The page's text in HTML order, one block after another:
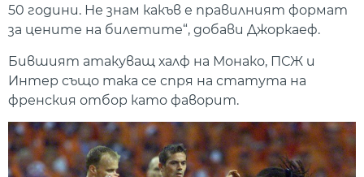
50 години. Не знам какъв е правилният формат
за цените на билетите“, добави Джоркаеф.
Бившият атакуващ халф на Монако, ПСЖ и
Интер също така се спря на статута на
френския отбор като фаворит.